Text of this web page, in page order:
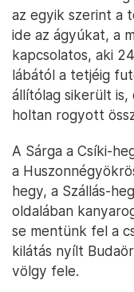
az egyik szerint a
ide az ágyúkat, a
kapcsolatos, aki
lábától a tetjéig
állítólag sikerült
holtan rogyott
A Sárga a Csíki-
a
hegy, a Szállás-
oldalában
se mentünk fel a
kilátás nyílt
völgy fele.